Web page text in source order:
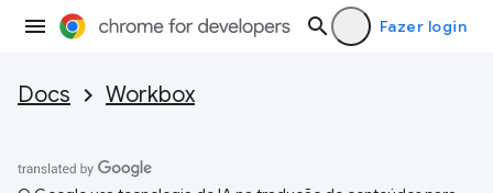
Fazer login
Docs Workbox